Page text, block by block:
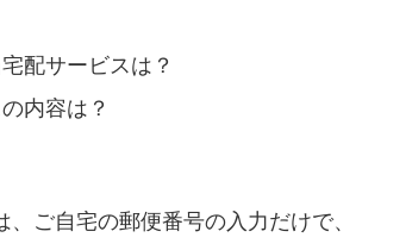
配サービスは？
内容は？
、ご自宅の郵便番号の入力だけで、